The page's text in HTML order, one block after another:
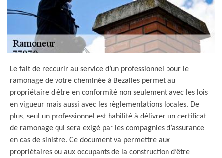
Le fait de recourir au service d’un professionnel pour le
ramonage de votre cheminée à Bezalles permet au
propriétaire d’être en conformité non seulement avec les lois
en vigueur mais aussi avec les règlementations locales. De
plus, seul un professionnel est habilité à délivrer un certificat
de ramonage qui sera exigé par les compagnies d’assurance
en cas de sinistre. Ce document va permettre aux
propriétaires ou aux occupants de la construction d’être